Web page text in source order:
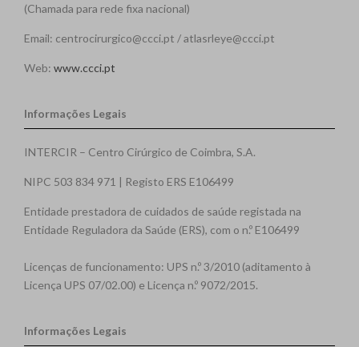
(Chamada para rede fixa nacional)
Email: centrocirurgico@ccci.pt / atlasrleye@ccci.pt
Web: www.ccci.pt
Informações Legais
INTERCIR – Centro Cirúrgico de Coimbra, S.A.
NIPC 503 834 971 | Registo ERS E106499
Entidade prestadora de cuidados de saúde registada na
Entidade Reguladora da Saúde (ERS), com o n.º E106499
Licenças de funcionamento: UPS n.º 3/2010 (aditamento à
Licença UPS 07/02.00) e Licença n.º 9072/2015.
Informações Legais